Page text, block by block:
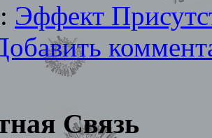
Эффект
Связь